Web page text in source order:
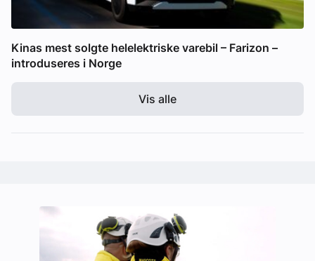
Kinas mest solgte helelektriske varebil – Farizon –
introduseres i Norge
Vis alle